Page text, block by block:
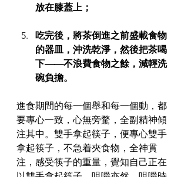
放在膝蓋上；
吃完後，將茶倒進之前盛載食物
的器皿，沖洗乾淨，然後把茶喝
下——不浪費食物之餘，減輕洗
碗負擔。
進食期間的每一個舉和每一個動，都
要專心一致，心無旁騖，全副精神傾
注其中。雙手拿起筷子，便專心雙手
拿起筷子，不急着夾食物，全神貫
注，感受筷子的重量，覺知自己正在